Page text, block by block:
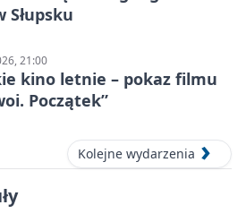
Słupsku
21:00
kino letnie – pokaz filmu
Początek”
Kolejne wydarzenia